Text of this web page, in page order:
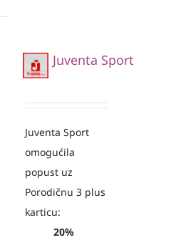
Juventa Sport
Juventa Sport
omogućila
popust uz
Porodičnu 3 plus
karticu:
20%